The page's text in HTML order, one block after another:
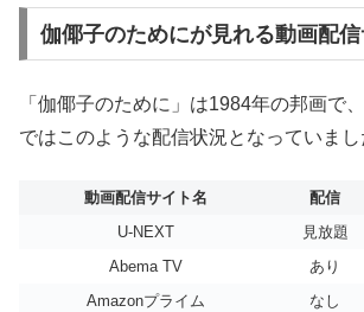
伽倻子のためにが見れる動画配
「伽倻子のために」は1984年の邦画で
ではこのような配信状況となっていまし
動画配信サイト名 配信
U-NEXT
見放題
Abema TV
あり
Amazonプライム
なし